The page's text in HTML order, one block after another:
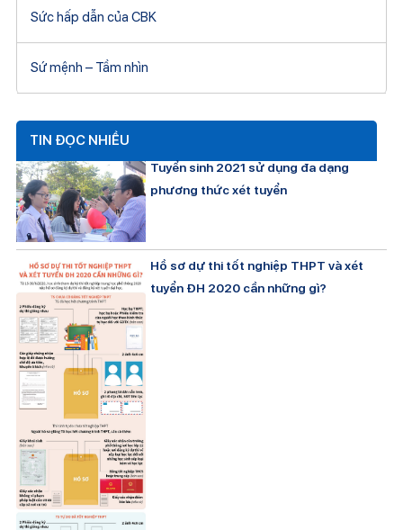
Sức hấp dẫn của CBK
Sứ mệnh – Tầm nhìn
TIN ĐỌC NHIỀU
Tuyển sinh 2021 sử dụng đa dạng
phương thức xét tuyển
Hồ sơ dự thi tốt nghiệp THPT và xét
tuyển ĐH 2020 cần những gì?